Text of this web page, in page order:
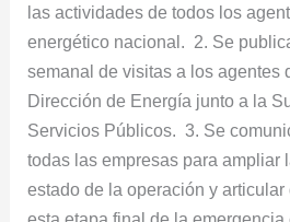
las actividades de todos los
energético nacional. 2. Se
semanal de visitas a los agentes
Dirección de Energía junto a la
Servicios Públicos. 3. Se
todas las empresas para ampliar
estado de la operación y articular